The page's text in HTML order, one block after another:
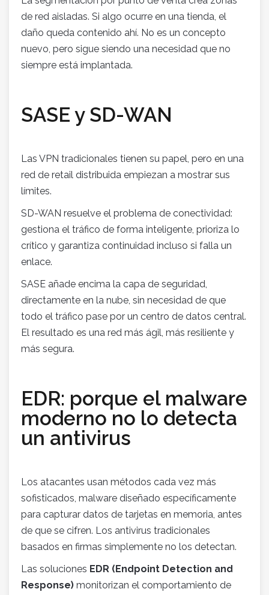
de red aisladas. Si algo ocurre en una tienda, el
daño queda contenido ahí. No es un concepto
nuevo, pero sigue siendo una necesidad que no
siempre está implantada.
SASE y SD-WAN
Las VPN tradicionales tienen su papel, pero en una
red de retail distribuida empiezan a mostrar sus
límites.
SD-WAN resuelve el problema de conectividad:
gestiona el tráfico de forma inteligente, prioriza lo
crítico y garantiza continuidad incluso si falla un
enlace.
SASE añade encima la capa de seguridad,
directamente en la nube, sin necesidad de que
todo el tráfico pase por un centro de datos central.
El resultado es una red más ágil, más resiliente y
más segura.
EDR: porque el malware
moderno no lo detecta
un antivirus
Los atacantes usan métodos cada vez más
sofisticados, malware diseñado específicamente
para capturar datos de tarjetas en memoria, antes
de que se cifren. Los antivirus tradicionales
basados en firmas simplemente no los detectan.
Las soluciones EDR (Endpoint Detection and
Response) monitorizan el comportamiento de